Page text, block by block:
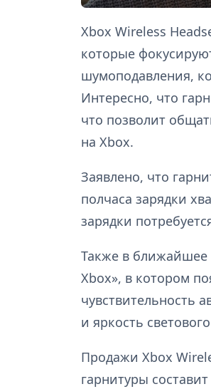
Xbox Wireless
которые
шумоподавления,
Интересно, что
что позволит
на Xbox.
Заявлено, что
полчаса зарядки
зарядки
Также в ближайшее
Xbox», в котором
чувствительность
и яркость
Продажи Xbox
гарнитуры